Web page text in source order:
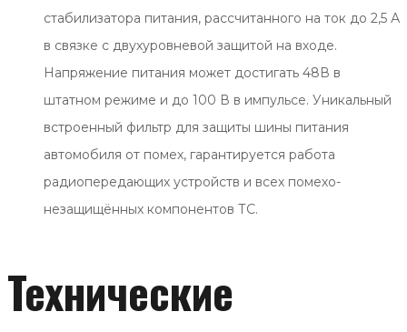
стабилизатора питания, рассчитанного на ток до 2,5 А
в связке с двухуровневой защитой на входе.
Напряжение питания может достигать 48В в
штатном режиме и до 100 В в импульсе. Уникальный
встроенный фильтр для защиты шины питания
автомобиля от помех, гарантируется работа
радиопередающих устройств и всех помехо-
незащищённых компонентов ТС.
Технические